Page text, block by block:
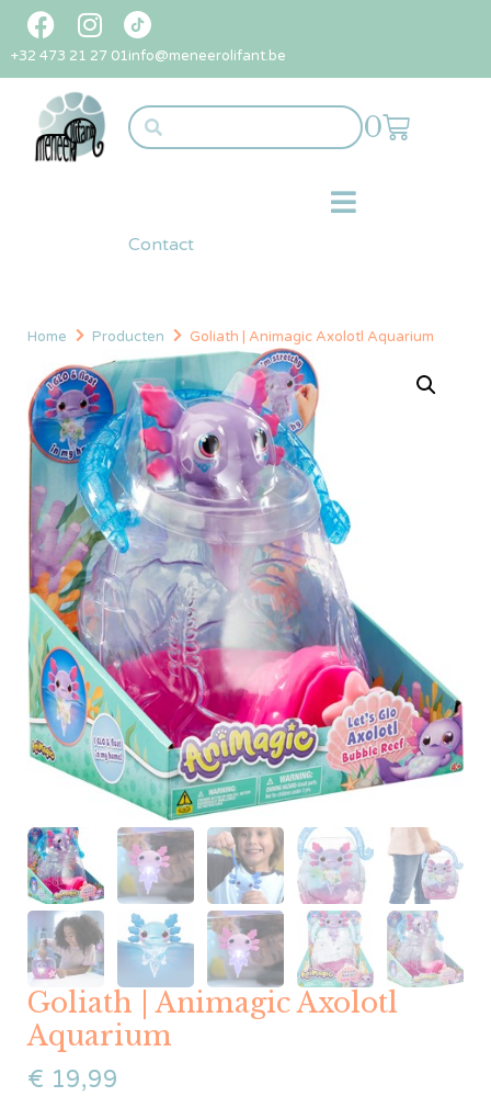
+32 473 21 27 01info@meneerolifant.be
0
Contact
Home Producten Goliath | Animagic Axolotl Aquarium
Goliath | Animagic Axolotl
Aquarium
€ 19,99